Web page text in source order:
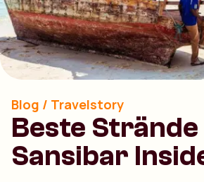
Blog / Travelstory
Beste Strände
Sansibar